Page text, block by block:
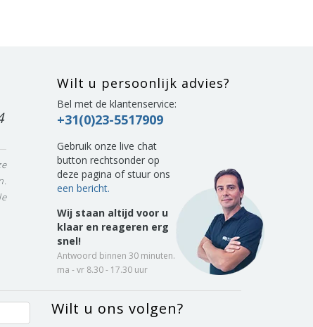
Wilt u persoonlijk advies?
Bel met de klantenservice:
+31(0)23-5517909
Gebruik onze live chat
button rechtsonder op
deze pagina of stuur ons
een bericht.
Wij staan altijd voor u
klaar en reageren erg
snel!
Antwoord binnen 30 minuten.
ma - vr 8.30 - 17.30 uur
Wilt u ons volgen?